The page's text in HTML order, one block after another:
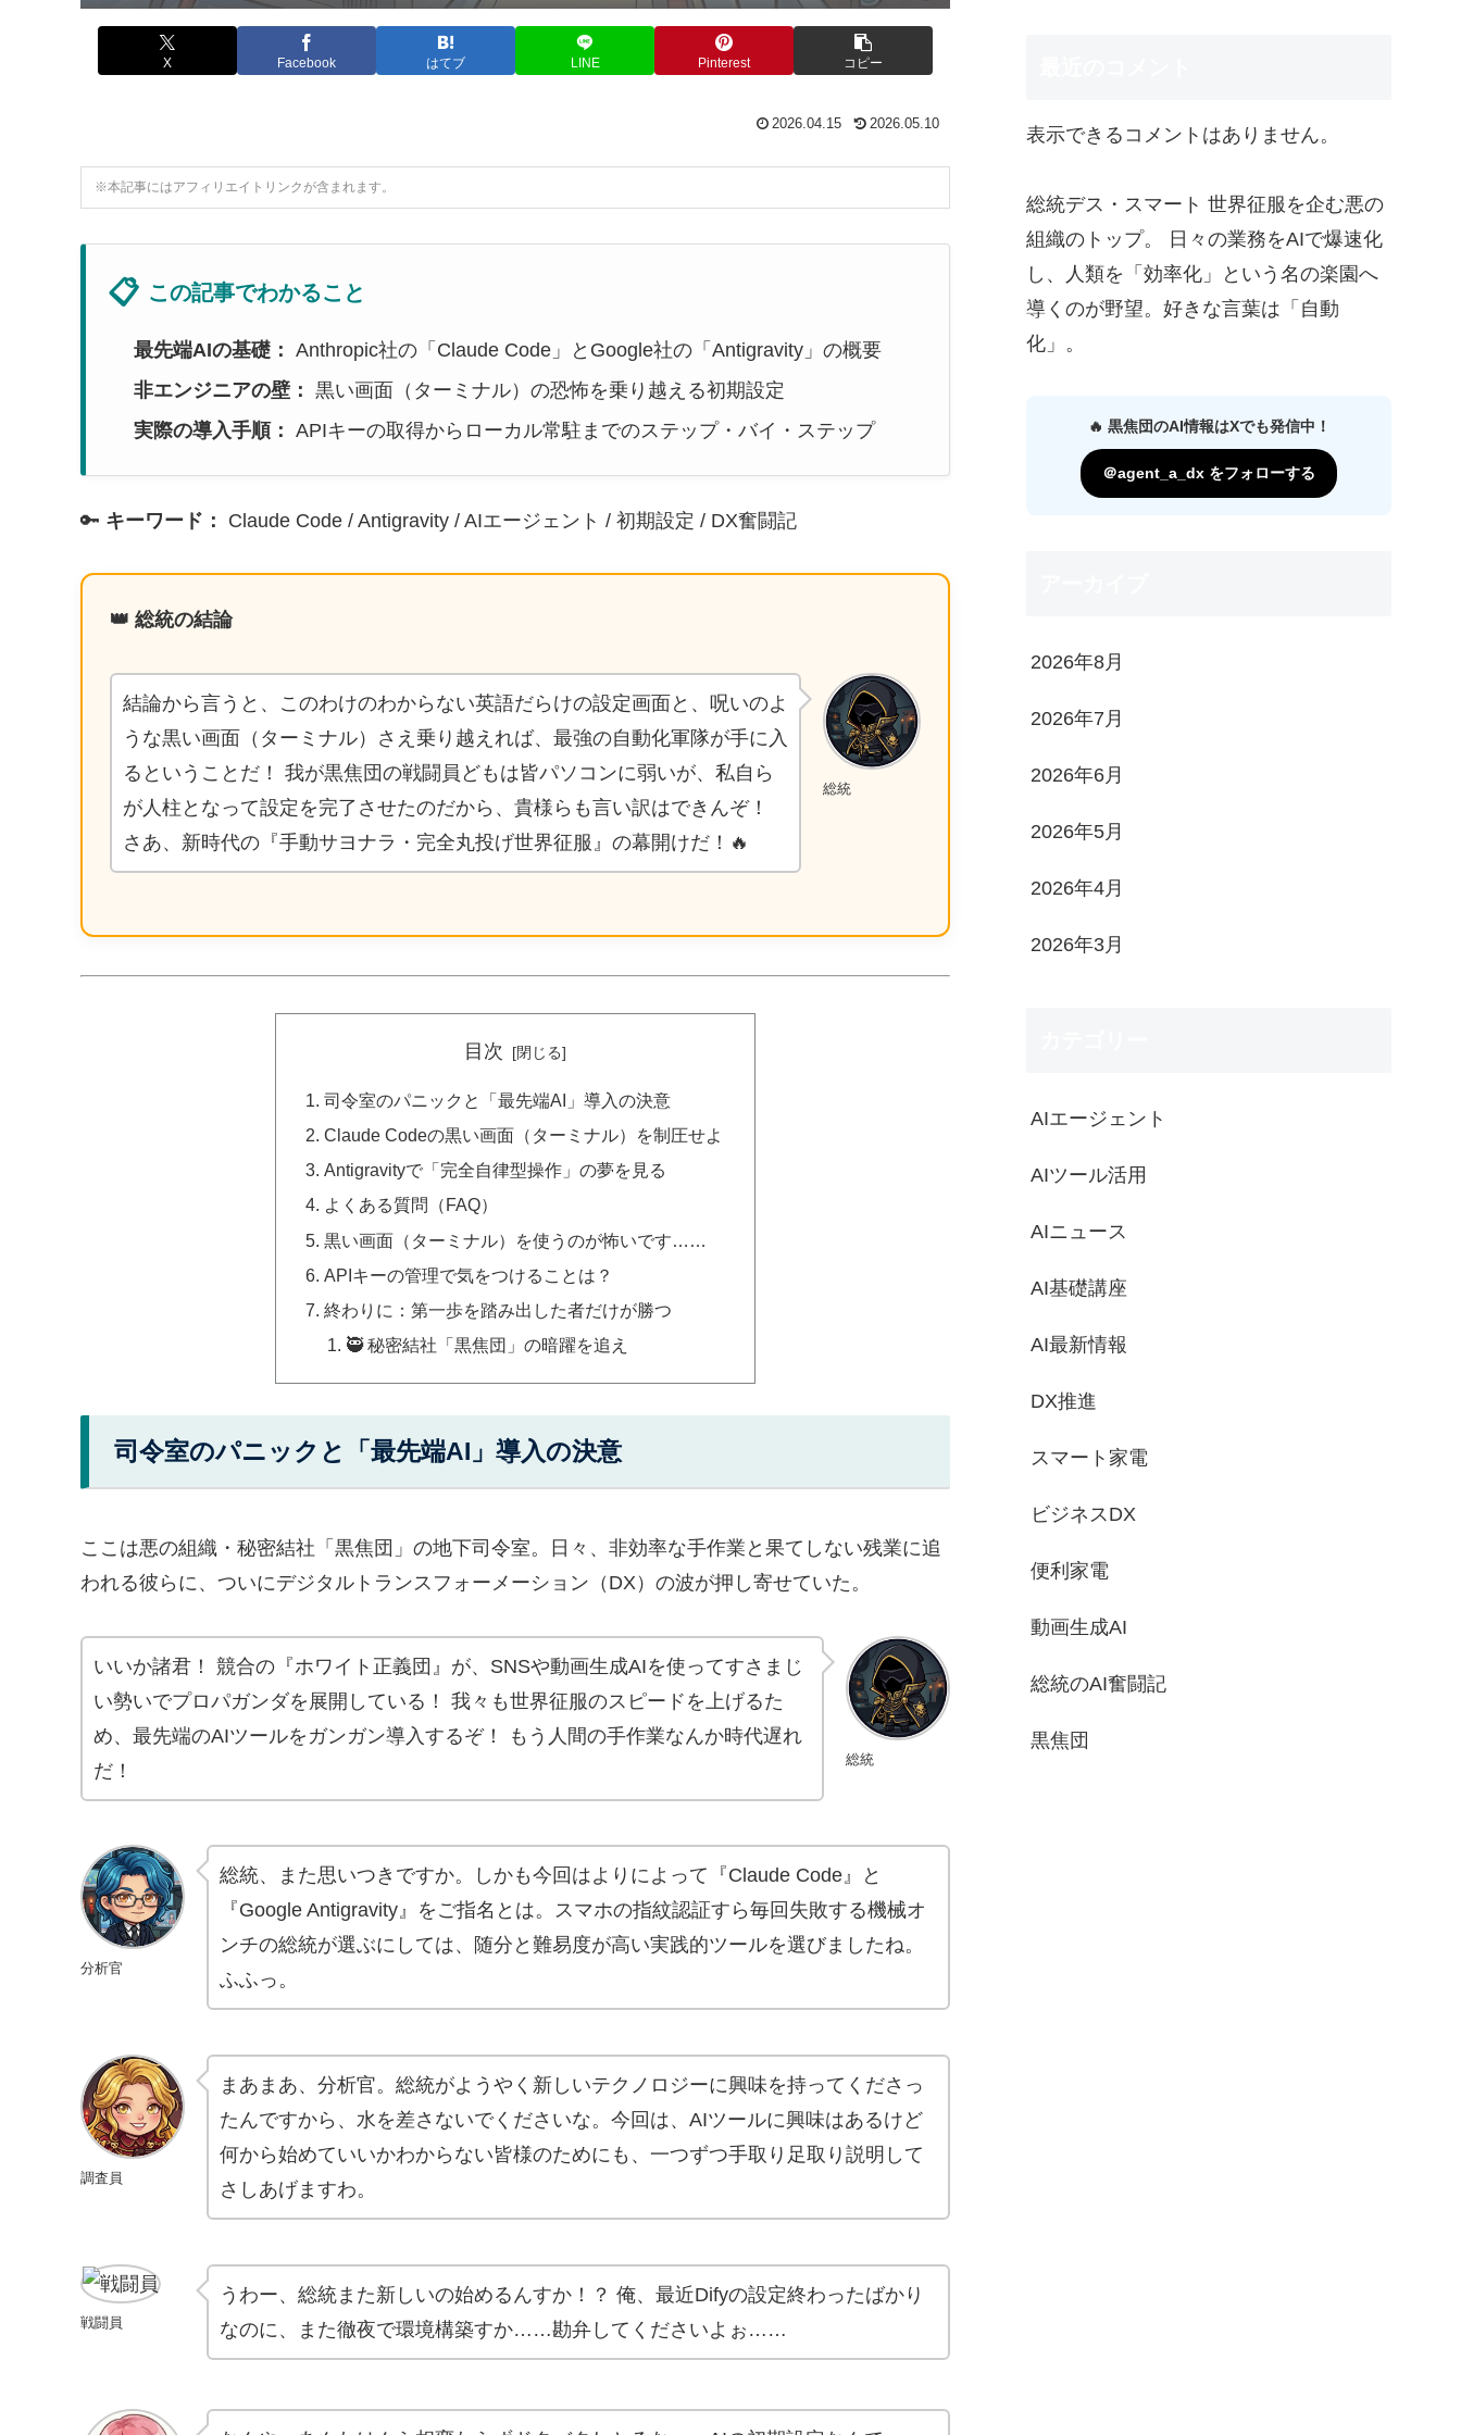
X Facebook はてブ LINE Pinterest コピー
2026.04.15 2026.05.10
※本記事にはアフィリエイトリンクが含まれます。
📋 この記事でわかること
最先端AIの基礎： Anthropic社の「Claude Code」とGoogle社の「Antigravity」の概要
非エンジニアの壁： 黒い画面（ターミナル）の恐怖を乗り越える初期設定
実際の導入手順： APIキーの取得からローカル常駐までのステップ・バイ・ステップ
🔑 キーワード： Claude Code / Antigravity / AIエージェント / 初期設定 / DX奮闘記
👑 総統の結論
総統
結論から言うと、このわけのわからない英語だらけの設定画面と、呪いのよ
うな黒い画面（ターミナル）さえ乗り越えれば、最強の自動化軍隊が手に入
るということだ！ 我が黒焦団の戦闘員どもは皆パソコンに弱いが、私自ら
が人柱となって設定を完了させたのだから、貴様らも言い訳はできんぞ！
さあ、新時代の『手動サヨナラ・完全丸投げ世界征服』の幕開けだ！🔥
目次
司令室のパニックと「最先端AI」導入の決意
Claude Codeの黒い画面（ターミナル）を制圧せよ
Antigravityで「完全自律型操作」の夢を見る
よくある質問（FAQ）
黒い画面（ターミナル）を使うのが怖いです……
APIキーの管理で気をつけることは？
終わりに：第一歩を踏み出した者だけが勝つ
🥷 秘密結社「黒焦団」の暗躍を追え
司令室のパニックと「最先端AI」導入の決意
ここは悪の組織・秘密結社「黒焦団」の地下司令室。日々、非効率な手作業と果てしない残業に追
われる彼らに、ついにデジタルトランスフォーメーション（DX）の波が押し寄せていた。
総統
いいか諸君！ 競合の『ホワイト正義団』が、SNSや動画生成AIを使ってすさまじ
い勢いでプロパガンダを展開している！ 我々も世界征服のスピードを上げるた
め、最先端のAIツールをガンガン導入するぞ！ もう人間の手作業なんか時代遅れ
だ！
分析官
総統、また思いつきですか。しかも今回はよりによって『Claude Code』と
『Google Antigravity』をご指名とは。スマホの指紋認証すら毎回失敗する機械オ
ンチの総統が選ぶにしては、随分と難易度が高い実践的ツールを選びましたね。
ふふっ。
調査員
まあまあ、分析官。総統がようやく新しいテクノロジーに興味を持ってくださっ
たんですから、水を差さないでくださいな。今回は、AIツールに興味はあるけど
何から始めていいかわからない皆様のためにも、一つずつ手取り足取り説明して
さしあげますわ。
戦闘員
うわー、総統また新しいの始めるんすか！？ 俺、最近Difyの設定終わったばかり
なのに、また徹夜で環境構築すか……勘弁してくださいよぉ……
表示できるコメントはありません。
総統デス・スマート 世界征服を企む悪の
組織のトップ。 日々の業務をAIで爆速化
し、人類を「効率化」という名の楽園へ
導くのが野望。好きな言葉は「自動
化」。
🔥 黒焦団のAI情報はXでも発信中！
＠agent_a_dx をフォローする
2026年8月
2026年7月
2026年6月
2026年5月
2026年4月
2026年3月
AIエージェント
AIツール活用
AIニュース
AI基礎講座
AI最新情報
DX推進
スマート家電
ビジネスDX
便利家電
動画生成AI
総統のAI奮闘記
黒焦団